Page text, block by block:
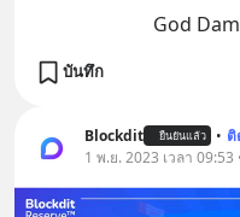
God
บันทึก
Blockdit ยืนยันแล้ว •
1 พ.ย. 2023 เวลา 09:53